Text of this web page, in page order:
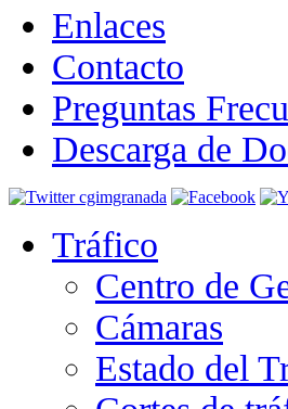
Enlaces
Contacto
Preguntas
Descarga de
Tráfico
Centro de
Cámaras
Estado del